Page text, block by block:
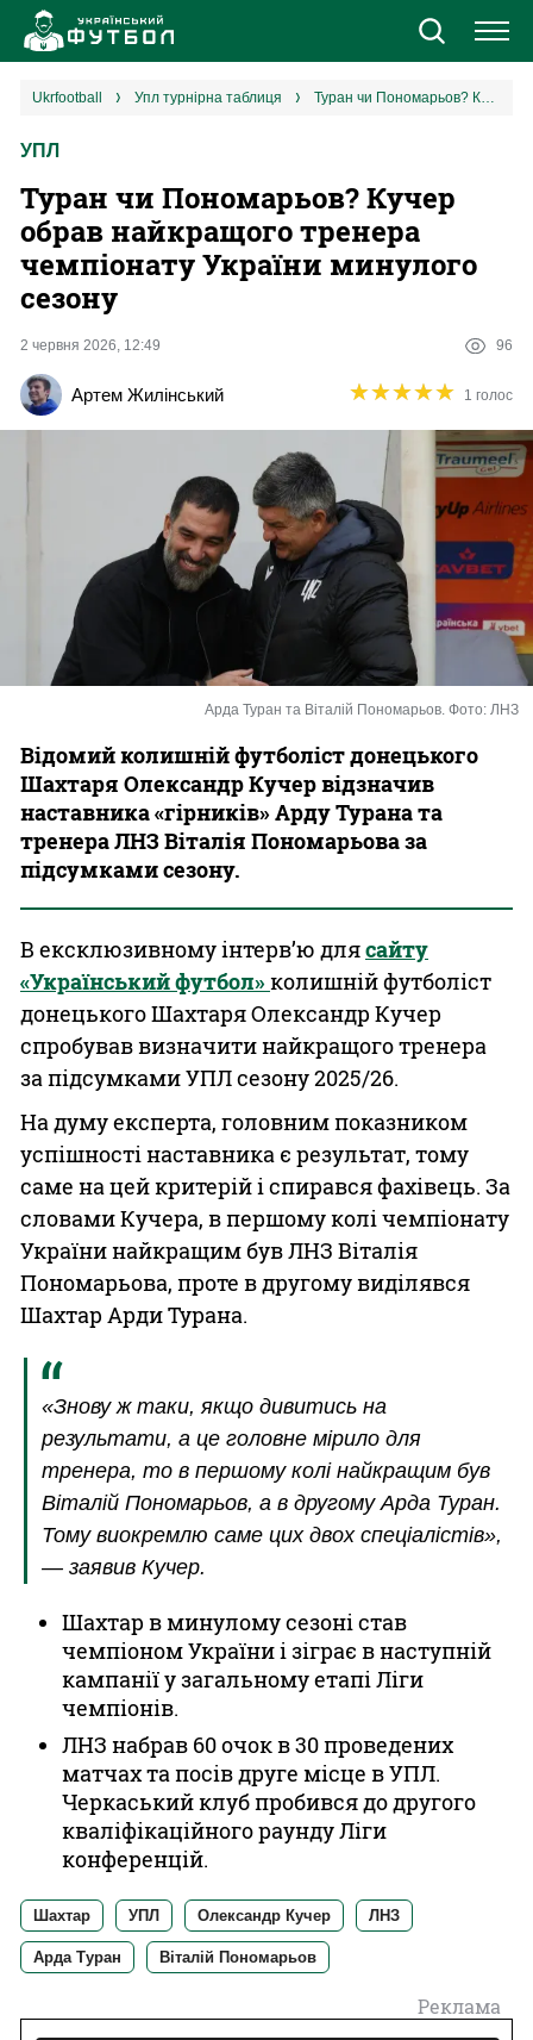
Новини
Єврокубки
УПЛ
Різне
Букмекери
Казино
ukrfootball упл турнірна таблиця Туран чи Пономарьов? Кучер обрав найкращого тренера чемпіонату України минулого сезону
УПЛ
Туран чи Пономарьов? Кучер
обрав найкращого тренера
чемпіонату України минулого
сезону
2 червня 2026, 12:49 96
Артем Жилінський ★★★★★
★★★★★ 1 голос
Арда Туран та Віталій Пономарьов. Фото: ЛНЗ
Відомий колишній футболіст донецького
Шахтаря Олександр Кучер відзначив
наставника «гірників» Арду Турана та
тренера ЛНЗ Віталія Пономарьова за
підсумками сезону.
В ексклюзивному інтерв’ю длясайту
«Український футбол»колишній футболіст
донецького Шахтаря Олександр Кучер
спробував визначити найкращого тренера
за підсумками УПЛ сезону 2025/26.
На думу експерта, головним показником
успішності наставника є результат, тому
саме на цей критерій і спирався фахівець. За
словами Кучера, в першому колі чемпіонату
України найкращим був ЛНЗ Віталія
Пономарьова, проте в другому виділявся
Шахтар Арди Турана.
«Знову ж таки, якщо дивитись на
результати, а це головне мірило для
тренера, то в першому колі найкращим був
Віталій Пономарьов, а в другому Арда Туран.
Тому виокремлю саме цих двох спеціалістів»,
— заявив Кучер.
Шахтар в минулому сезоні став
чемпіоном України і зіграє в наступній
кампанії у загальному етапі Ліги
чемпіонів.
ЛНЗ набрав 60 очок в 30 проведених
матчах та посів друге місце в УПЛ.
Черкаський клуб пробився до другого
кваліфікаційного раунду Ліги
конференцій.
Шахтар УПЛ Олександр Кучер ЛНЗ
Арда Туран Віталій Пономарьов
Реклама